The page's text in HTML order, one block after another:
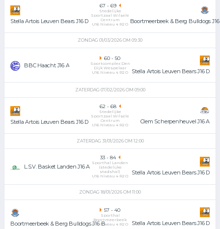
Stella Artois Leuven Bears J16 D
67 - 69
Stedelijke
Sportzaal Wilsele
Centrum
U16 Niveau 4 R2 O Boortmeerbeek & Berg Bulldogs
ZONDAG 01/03/2026 OM 09:30
BBC Haacht J16 A
60 - 50
Sportcomplex Den
Dijk Wespelaar
U16 Niveau 4 R2 O
Stella Artois Leuven Bears J16 D
ZATERDAG 07/02/2026 OM 09:00
Stella Artois Leuven Bears J16 D
62- 68
Stedelijke
Sportzaal Wilsele
Centrum
U16 Niveau 4 R2 O
Clem Scherpenheuvel J16 A
ZATERDAG 31/01/2026 OM 12:00
L.S.V. Basket Landen J16 A
33- 84
Sporthal Landen
(stedelijke
stadshal)
U16 Niveau 4 R2 O
Stella Artois Leuven Bears J16 D
ZONDAG 18/01/2026 OM 11:00
Boortmeerbeek & Berg Bulldogs J16 B
57 - 40
Sporthal
Boortmeerbeek
U16 Niveau 4 R2 O
Stella Artois Leuven Bears J16 D